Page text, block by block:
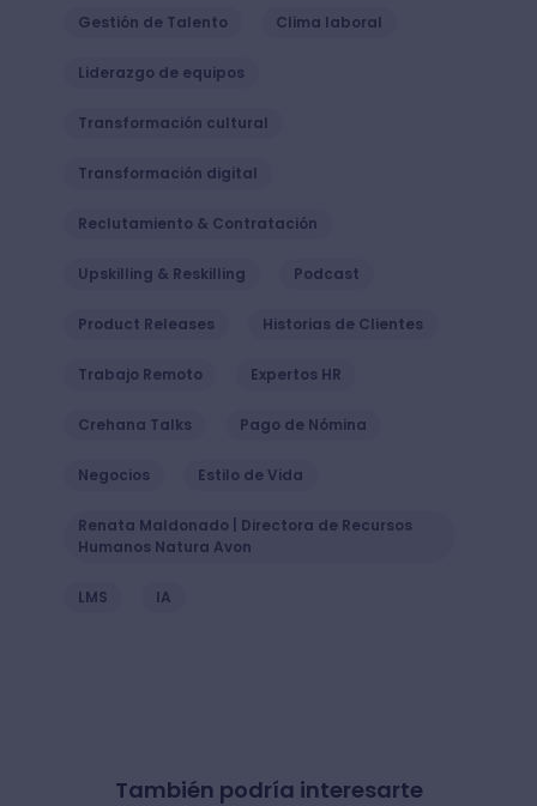
Gestión de Talento Clima laboral
Liderazgo de equipos
Transformación cultural
Transformación digital
Reclutamiento & Contratación
Upskilling & Reskilling Podcast
Product Releases Historias de Clientes
Trabajo Remoto Expertos HR
Crehana Talks Pago de Nómina
Negocios Estilo de Vida
Renata Maldonado | Directora de Recursos
Humanos Natura Avon
LMS IA
También podría interesarte